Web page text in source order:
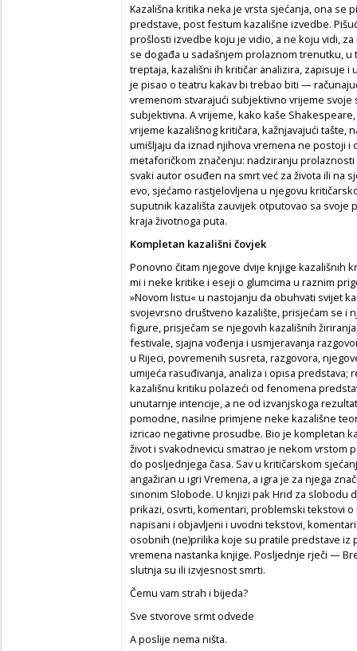
Kazališna kritika neka je vrsta sjećanja, ona se
predstave, post festum kazališne izvedbe.
prošlosti izvedbe koju je vidio, a ne koju vidi,
se događa u sadašnjem prolaznom trenutku,
treptaja, kazališni ih kritičar analizira, zapisuje
je pisao o teatru kakav bi trebao biti —
vremenom stvarajući subjektivno vrijeme
subjektivna. A vrijeme, kako kaše
vrijeme kazališnog kritičara, kažnjavajući tašte,
umišljaju da iznad njihova vremena ne postoji
metaforičkom značenju: nadziranju
svaki autor osuđen na smrt već za života ili na
evo, sjećamo rastjelovljena u njegovu
suputnik kazališta zauvijek otputovao sa
kraja životnoga puta.
Kompletan kazališni čovjek
Ponovno čitam njegove dvije knjige kazališnih
mi i neke kritike i eseji o glumcima u raznim
»Novom listu« u nastojanju da obuhvati svijet
svojevrsno društveno kazalište, prisjećam se
figure, prisječam se njegovih kazališnih
festivale, sjajna vođenja i usmjeravanja
u Rijeci, povremenih susreta, razgovora,
umijeća rasuđivanja, analiza i opisa predstava;
kazališnu kritiku polazeći od fenomena
unutarnje intencije, a ne od izvanjskoga
pomodne, nasilne primjene neke kazališne
izricao negativne prosudbe. Bio je kompletan
život i svakodnevicu smatrao je nekom vrstom
do posljednjega časa. Sav u kritičarskom
angažiran u igri Vremena, a igra je za njega
sinonim Slobode. U knjizi pak Hrid za slobodu
prikazi, osvrti, komentari, problemski tekstovi
napisani i objavljeni i uvodni tekstovi,
osobnih (ne)prilika koje su pratile predstave iz
vremena nastanka knjige. Posljednje rječi —
slutnja su ili izvjesnost smrti.
Čemu vam strah i bijeda?
Sve stvorove srmt odvede
A poslije nema ništa.